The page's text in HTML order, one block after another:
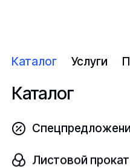
Каталог Услуги
Каталог
Листовой прокат
В наличии
БЦ1 ГОСТ 202-84